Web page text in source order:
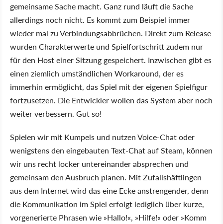
gemeinsame Sache macht. Ganz rund läuft die Sache
allerdings noch nicht. Es kommt zum Beispiel immer
wieder mal zu Verbindungsabbrüchen. Direkt zum Release
wurden Charakterwerte und Spielfortschritt zudem nur
für den Host einer Sitzung gespeichert. Inzwischen gibt es
einen ziemlich umständlichen Workaround, der es
immerhin ermöglicht, das Spiel mit der eigenen Spielfigur
fortzusetzen. Die Entwickler wollen das System aber noch
weiter verbessern. Gut so!
Spielen wir mit Kumpels und nutzen Voice-Chat oder
wenigstens den eingebauten Text-Chat auf Steam, können
wir uns recht locker untereinander absprechen und
gemeinsam den Ausbruch planen. Mit Zufallshäftlingen
aus dem Internet wird das eine Ecke anstrengender, denn
die Kommunikation im Spiel erfolgt lediglich über kurze,
vorgenerierte Phrasen wie »Hallo!«, »Hilfe!« oder »Komm